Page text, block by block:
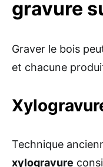
gravure
Graver le bois
et chacune
Technique
xylogravure